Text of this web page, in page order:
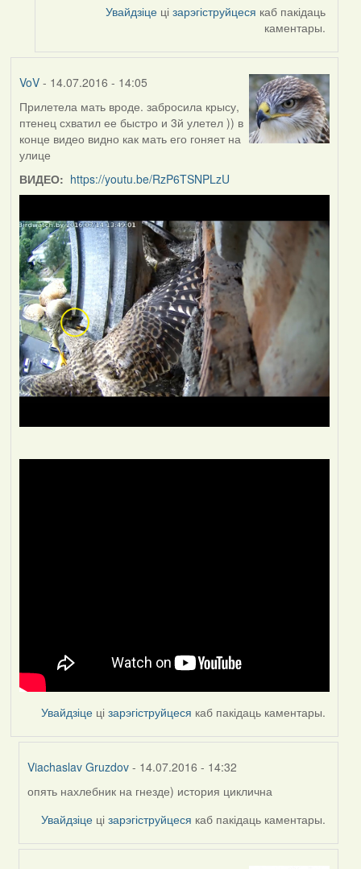
Увайдзіце цізарэгіструйцеся каб пакідаць
каментары.
VoV- 14.07.2016 - 14:05
Прилетела мать вроде. забросила крысу,
птенец схватил ее быстро и 3й улетел )) в
конце видео видно как мать его гоняет на
улице
ВИДЕО: https://youtu.be/RzP6TSNPLzU
Увайдзіце цізарэгіструйцеся каб пакідаць каментары.
Viachaslav Gruzdov - 14.07.2016 - 14:32
In
reply
by
опять нахлебник на гнезде) история циклична
Увайдзіце цізарэгіструйцеся каб пакідаць каментары.